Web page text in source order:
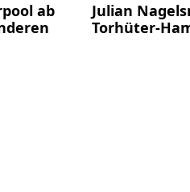
ab
Julian
Torhüter-